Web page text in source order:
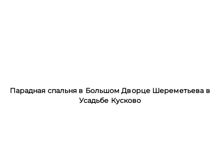
Парадная спальня в Большом Дворце Шереметьева в
Усадьбе Кусково